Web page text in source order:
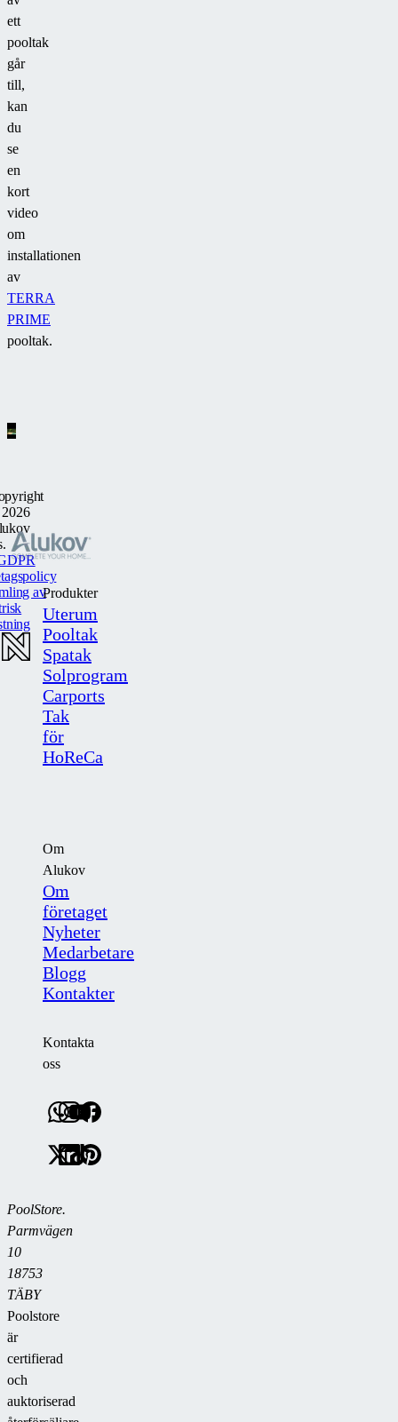
ett
pooltak
går
till,
kan
du
se
en
kort
video
om
installationen
av
TERRA
PRIME
pooltak.
Produkter
Uterum
Pooltak
Spatak
Solprogram
Carports
Tak
för
HoReCa
Om
Alukov
Om
företaget
Nyheter
Medarbetare
Blogg
Kontakter
Kontakta
oss
PoolStore.
Parmvägen
10
18753
TÄBY
Poolstore
är
certifierad
och
auktoriserad
av